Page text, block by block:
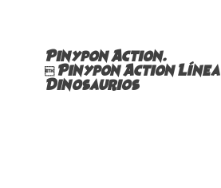
Pinypon Action.
 Pinypon Action Línea
Dinosaurios